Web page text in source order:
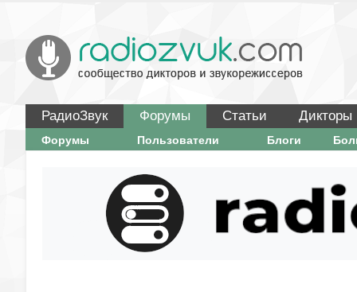
РадиоЗвук Форумы Статьи Дикторы
Форумы Пользователи Блоги